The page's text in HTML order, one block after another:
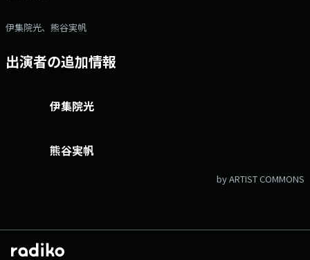
伊集院光、熊谷実帆
出演者の追加情報
伊集院光
熊谷実帆
by ARTIST COMMONS